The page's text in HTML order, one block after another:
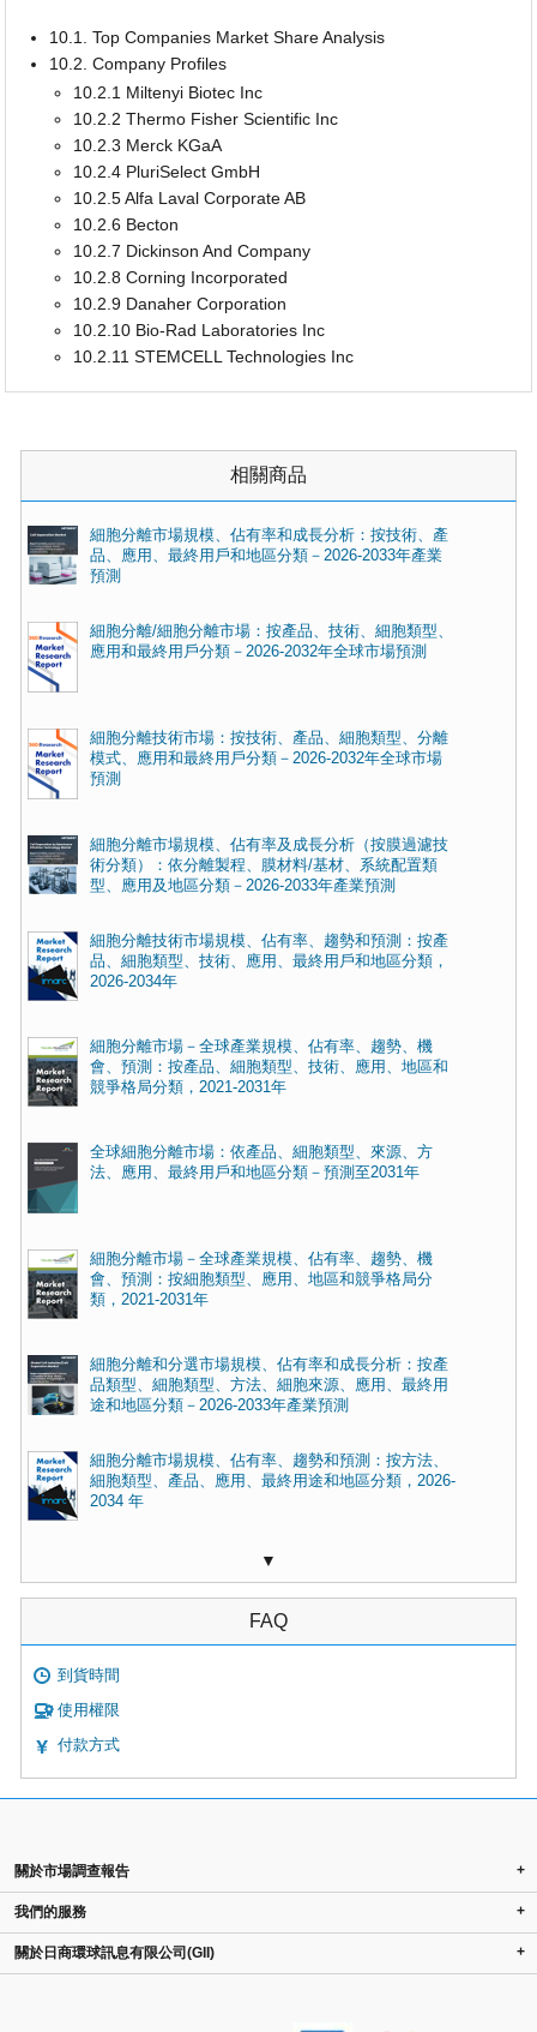
10.1. Top Companies Market Share Analysis
10.2. Company Profiles
10.2.1 Miltenyi Biotec Inc
10.2.2 Thermo Fisher Scientific Inc
10.2.3 Merck KGaA
10.2.4 PluriSelect GmbH
10.2.5 Alfa Laval Corporate AB
10.2.6 Becton
10.2.7 Dickinson And Company
10.2.8 Corning Incorporated
10.2.9 Danaher Corporation
10.2.10 Bio-Rad Laboratories Inc
10.2.11 STEMCELL Technologies Inc
相關商品
細胞分離市場規模、佔有率和成長分析：按技術、產
品、應用、最終用戶和地區分類－2026-2033年產業
預測
細胞分離/細胞分離市場：按產品、技術、細胞類型、
應用和最終用戶分類－2026-2032年全球市場預測
細胞分離技術市場：按技術、產品、細胞類型、分離
模式、應用和最終用戶分類－2026-2032年全球市場
預測
細胞分離市場規模、佔有率及成長分析（按膜過濾技
術分類）：依分離製程、膜材料/基材、系統配置類
型、應用及地區分類－2026-2033年產業預測
細胞分離技術市場規模、佔有率、趨勢和預測：按產
品、細胞類型、技術、應用、最終用戶和地區分類，
2026-2034年
細胞分離市場－全球產業規模、佔有率、趨勢、機
會、預測：按產品、細胞類型、技術、應用、地區和
競爭格局分類，2021-2031年
全球細胞分離市場：依產品、細胞類型、來源、方
法、應用、最終用戶和地區分類－預測至2031年
細胞分離市場－全球產業規模、佔有率、趨勢、機
會、預測：按細胞類型、應用、地區和競爭格局分
類，2021-2031年
細胞分離和分選市場規模、佔有率和成長分析：按產
品類型、細胞類型、方法、細胞來源、應用、最終用
途和地區分類－2026-2033年產業預測
細胞分離市場規模、佔有率、趨勢和預測：按方法、
細胞類型、產品、應用、最終用途和地區分類，2026-
2034 年
▼
FAQ
到貨時間
使用權限
付款方式
關於市場調查報告 +
我們的服務 +
關於日商環球訊息有限公司(GII) +